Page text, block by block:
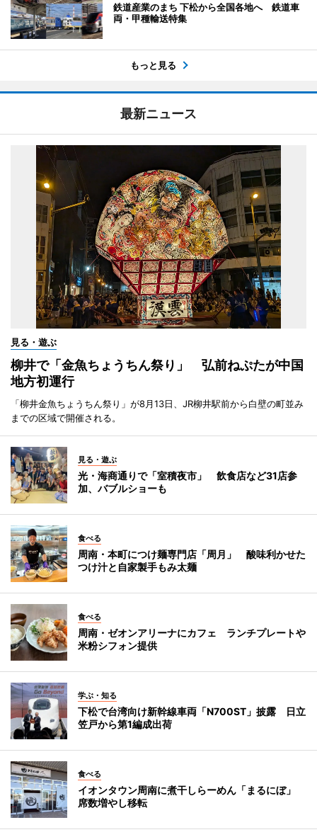
鉄道産業のまち 下松から全国各地へ 鉄道車
両・甲種輸送特集
もっと見る
最新ニュース
見る・遊ぶ
柳井で「金魚ちょうちん祭り」 弘前ねぷたが中国
地方初運行
「柳井金魚ちょうちん祭り」が8月13日、JR柳井駅前から白壁の町並み
までの区域で開催される。
見る・遊ぶ
光・海商通りで「室積夜市」 飲食店など31店参
加、バブルショーも
食べる
周南・本町につけ麺専門店「周月」 酸味利かせた
つけ汁と自家製手もみ太麺
食べる
周南・ゼオンアリーナにカフェ ランチプレートや
米粉シフォン提供
学ぶ・知る
下松で台湾向け新幹線車両「N700ST」披露 日立
笠戸から第1編成出荷
食べる
イオンタウン周南に煮干しらーめん「まるにぼ」
席数増やし移転